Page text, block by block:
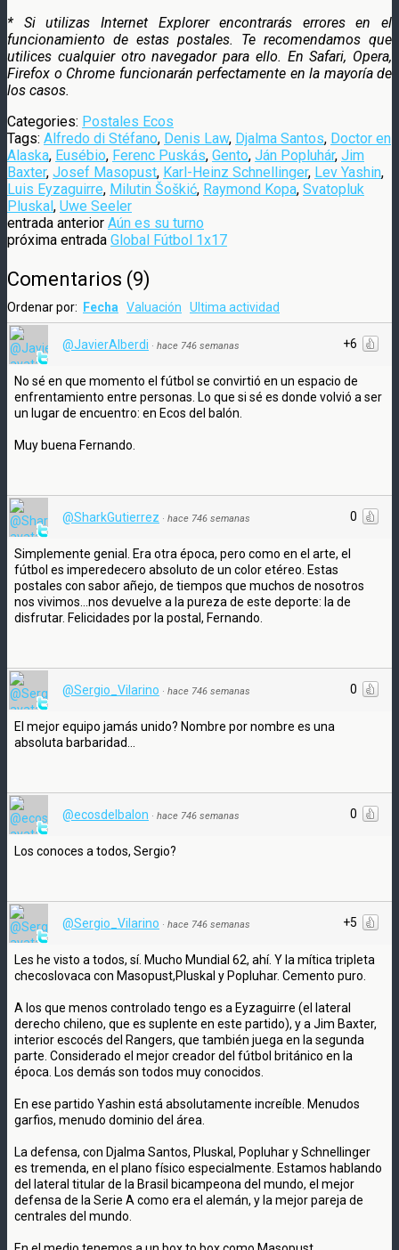
* Si utilizas Internet Explorer encontrarás errores en el
funcionamiento de estas postales. Te recomendamos que
utilices cualquier otro navegador para ello. En Safari, Opera,
Firefox o Chrome funcionarán perfectamente en la mayoría de
los casos.
Categories: Postales Ecos
Tags: Alfredo di Stéfano, Denis Law, Djalma Santos, Doctor en
Alaska, Eusébio, Ferenc Puskás, Gento, Ján Popluhár, Jim
Baxter, Josef Masopust, Karl-Heinz Schnellinger, Lev Yashin,
Luis Eyzaguirre, Milutin Šoškić, Raymond Kopa, Svatopluk
Pluskal, Uwe Seeler
entrada anterior Aún es su turno
próxima entrada Global Fútbol 1x17
Comentarios (9)
Ordenar por: Fecha Valuación Ultima actividad
+6
@JavierAlberdi · hace 746 semanas
No sé en que momento el fútbol se convirtió en un espacio de
enfrentamiento entre personas. Lo que si sé es donde volvió a ser
un lugar de encuentro: en Ecos del balón.
Muy buena Fernando.
0
@SharkGutierrez · hace 746 semanas
Simplemente genial. Era otra época, pero como en el arte, el
fútbol es imperedecero absoluto de un color etéreo. Estas
postales con sabor añejo, de tiempos que muchos de nosotros
nos vivimos...nos devuelve a la pureza de este deporte: la de
disfrutar. Felicidades por la postal, Fernando.
0
@Sergio_Vilarino · hace 746 semanas
El mejor equipo jamás unido? Nombre por nombre es una
absoluta barbaridad...
0
@ecosdelbalon · hace 746 semanas
Los conoces a todos, Sergio?
+5
@Sergio_Vilarino · hace 746 semanas
Les he visto a todos, sí. Mucho Mundial 62, ahí. Y la mítica tripleta
checoslovaca con Masopust,Pluskal y Popluhar. Cemento puro.
A los que menos controlado tengo es a Eyzaguirre (el lateral
derecho chileno, que es suplente en este partido), y a Jim Baxter,
interior escocés del Rangers, que también juega en la segunda
parte. Considerado el mejor creador del fútbol británico en la
época. Los demás son todos muy conocidos.
En ese partido Yashin está absolutamente increíble. Menudos
garfios, menudo dominio del área.
La defensa, con Djalma Santos, Pluskal, Popluhar y Schnellinger
es tremenda, en el plano físico especialmente. Estamos hablando
del lateral titular de la Brasil bicampeona del mundo, el mejor
defensa de la Serie A como era el alemán, y la mejor pareja de
centrales del mundo.